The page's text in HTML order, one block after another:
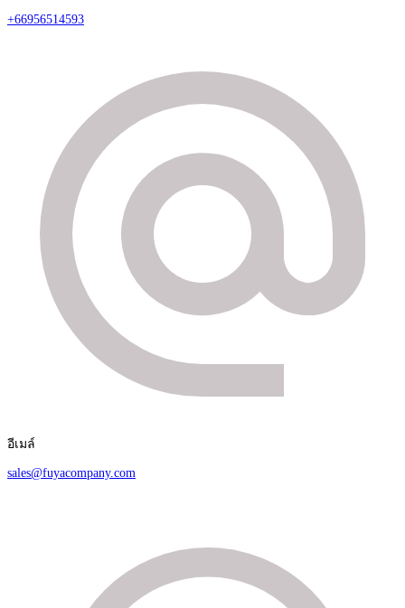
+66956514593
อีเมล์
sales@fuyacompany.com